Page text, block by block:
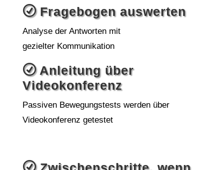
RFragebogen auswerten
Analyse der Antworten mit
gezielter Kommunikation
RAnleitung über
Videokonferenz
Passiven Bewegungstests werden über
Videokonferenz getestet
R